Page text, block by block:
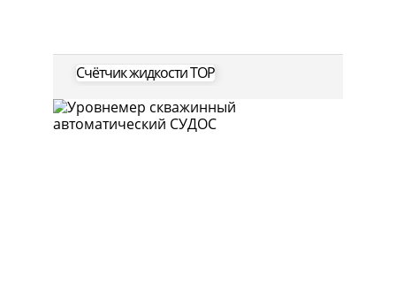
Счётчик жидкости ТОР